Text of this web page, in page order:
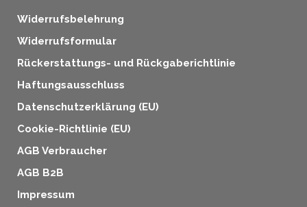
Widerrufsbelehrung
Widerrufsformular
Rückerstattungs- und Rückgaberichtlinie
Haftungsausschluss
Datenschutzerklärung (EU)
Cookie-Richtlinie (EU)
AGB Verbraucher
AGB B2B
Impressum